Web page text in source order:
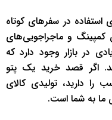
استفاده در سفرهای کوتاه
کمپینگ و ماجراجویی‌های
در بازار وجود دارد که
اگر قصد خرید یک پتو
دارید، تولیدی کالای
ما به شما است.